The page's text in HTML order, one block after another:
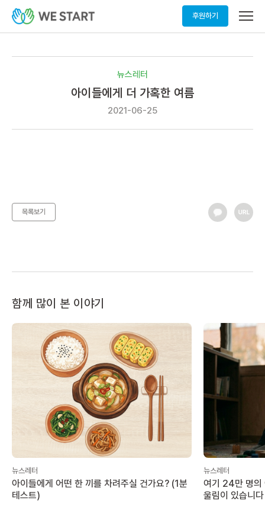
후원하기
메
열
뉴스레터
아이들에게 더 가혹한 여름
2021-06-25
목록보기
함께 많이 본 이야기
뉴스레터
아이들에게 어떤 한 끼를 차려주실 건가요? (1분
테스트)
뉴스레터
여기 24만 명의
울림이 있습니다